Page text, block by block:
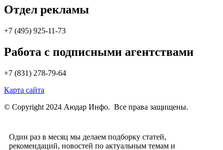
Отдел рекламы
+7 (495) 925-11-73
Работа с подписными агентствами
+7 (831) 278-79-64
Карта сайта
© Copyright 2024 Аюдар Инфо. Все права защищены.
Один раз в месяц мы делаем подборку статей,
рекомендаций, новостей по актуальным темам и